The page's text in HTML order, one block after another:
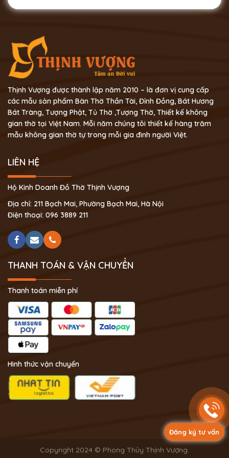
Đăng ký tư vấn
Thịnh Vượng được thành lập năm 2010 – là đơn vị cung cấp
các mẫu sản phẩm Bàn Thờ Thần Tài, Đỉnh Đồng, Bát Hương
Bát Tràng, Tượng Phật, Tủ Thờ ,Tượng Thờ, Thiết kế không
gian thờ tại Việt Nam. Mỗi năm chúng tôi thiết kế hàng trăm
mẫu không gian thờ tự trong mỗi gia đình người Việt.
LIÊN HỆ
Hộ Kinh Doanh Đồ Thờ Thịnh Vượng
Địa chỉ: 211 Bạch Mai, Phường Bạch Mai, Hà Nội
Điện thoại: 096 3889 211
THANH TOÁN & VẬN CHUYỂN
Thanh toán miễn phí
Hình thức vận chuyển
Copyright 2024 © Phong Thủy Thịnh Vượng.